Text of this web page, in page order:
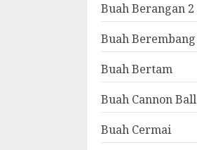
Buah Berangan 2
Buah Berembang
Buah Bertam
Buah Cannon Ball
Buah Cermai